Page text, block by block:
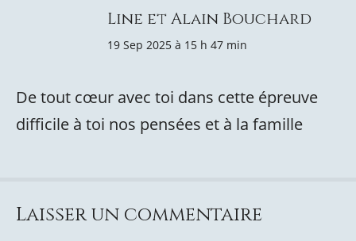
Line et Alain Bouchard
19 Sep 2025 à 15 h 47 min
De tout cœur avec toi dans cette épreuve
difficile à toi nos pensées et à la famille
Laisser un commentaire